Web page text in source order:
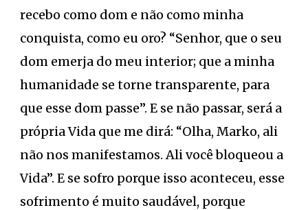
recebo como dom e não como minha
conquista, como eu oro? “Senhor, que o seu
dom emerja do meu interior; que a minha
humanidade se torne transparente, para
que esse dom passe”. E se não passar, será a
própria Vida que me dirá: “Olha, Marko, ali
não nos manifestamos. Ali você bloqueou a
Vida”. E se sofro porque isso aconteceu, esse
sofrimento é muito saudável, porque